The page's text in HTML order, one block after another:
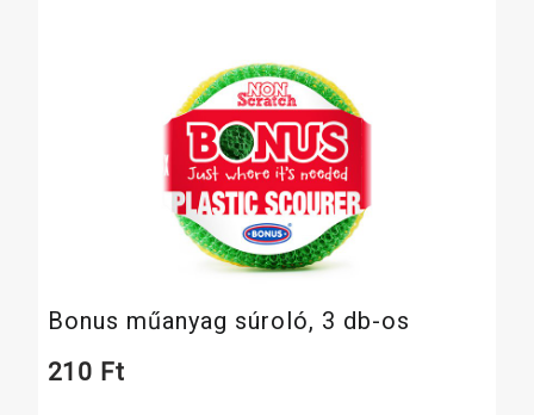
Bonus műanyag súroló, 3 db-os
210 Ft